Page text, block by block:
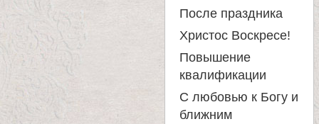
После праздника
Христос Воскресе!
Повышение
квалификации
С любовью к Богу и
ближним